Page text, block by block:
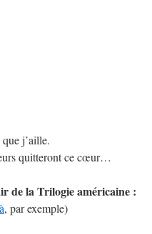
j’aille.
quitteront ce cœur…
de la Trilogie américaine :
, par exemple)